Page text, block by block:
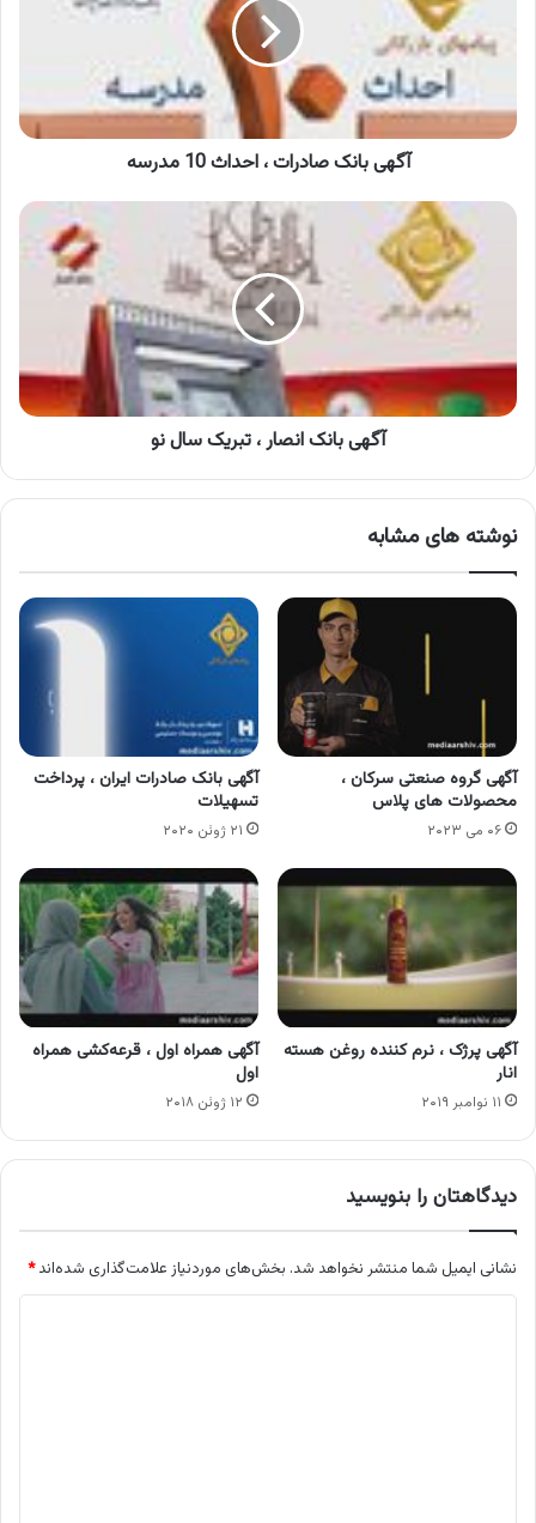
احداث
آگهی بانک صادرات ، احداث 10 مدرسه
آگهی
نو
آگهی بانک انصار ، تبریک سال نو
نوشته های مشابه
آگهی گروه صنعتی سرکان ،
محصولات های پلاس
۰۶ می ۲۰۲۳
آگهی بانک صادرات ایران ، پرداخت
تسهیلات
۲۱ ژوئن ۲۰۲۰
آگهی پرژک ، نرم کننده روغن هسته
انار
۱۱ نوامبر ۲۰۱۹
آگهی همراه اول ، قرعه‌کشی همراه
اول
۱۲ ژوئن ۲۰۱۸
دیدگاهتان را بنویسید
نشانی ایمیل شما منتشر نخواهد شد. بخش‌های موردنیاز علامت‌گذاری شده‌اند*